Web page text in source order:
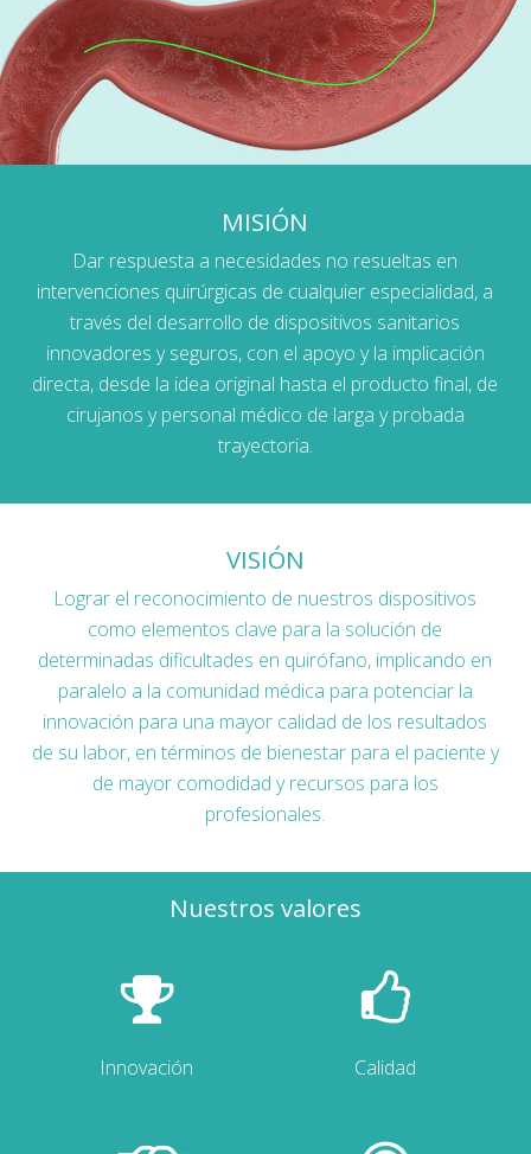
MISIÓN
Dar respuesta a necesidades no resueltas en
intervenciones quirúrgicas de cualquier especialidad, a
través del desarrollo de dispositivos sanitarios
innovadores y seguros, con el apoyo y la implicación
directa, desde la idea original hasta el producto final, de
cirujanos y personal médico de larga y probada
trayectoria.
VISIÓN
Lograr el reconocimiento de nuestros dispositivos
como elementos clave para la solución de
determinadas dificultades en quirófano, implicando en
paralelo a la comunidad médica para potenciar la
innovación para una mayor calidad de los resultados
de su labor, en términos de bienestar para el paciente y
de mayor comodidad y recursos para los
profesionales.
Nuestros valores
Innovación Calidad